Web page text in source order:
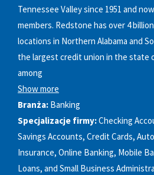
Tennessee Valley since 1951 and
members. Redstone has over 4
locations in Northern Alabama and
the largest credit union in the state
among
Show more
Branża: Banking
Specjalizacje firmy:Checking
Savings Accounts, Credit Cards,
Insurance, Online Banking, Mobile
Loans, and Small Business